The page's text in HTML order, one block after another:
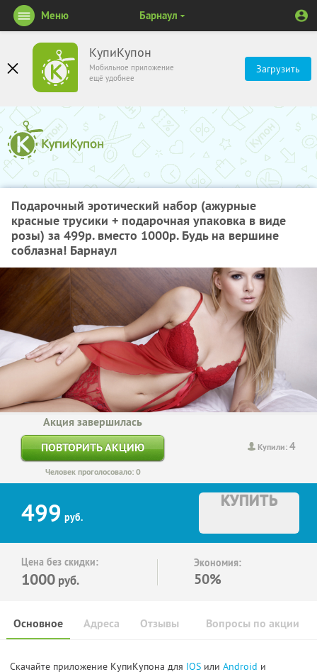
КупиКупон
Мобильное приложение
ещё удобнее
Загрузить
Меню Барнаул
Подарочный эротический набор (ажурные
красные трусики + подарочная упаковка в виде
розы) за 499р. вместо 1000р. Будь на вершине
соблазна! Барнаул
Купили:4
Акция завершилась
ПОВТОРИТЬ АКЦИЮ
Человек проголосовало: 0
499 руб.
КУПИТЬ
Цена без скидки:
1000 руб.
Экономия:
50%
Основное Отзывы Вопросы по акции
Адреса
Скачайте приложение КупиКупона для IOS или Android и